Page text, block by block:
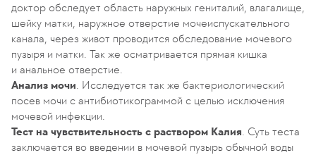
доктор обследует область наружных гениталий, влагалище,
шейку матки, наружное отверстие мочеиспускательного
канала, через живот проводится обследование мочевого
пузыря и матки. Так же осматривается прямая кишка
и анальное отверстие.
Анализ мочи. Исследуется так же бактериологический
посев мочи с антибиотикограммой с целью исключения
мочевой инфекции.
Тест на чувствительность с раствором Калия. Суть теста
заключается во введении в мочевой пузырь обычной воды